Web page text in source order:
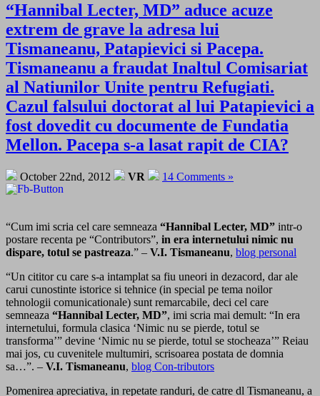
“Hannibal Lecter, MD” aduce acuze
extrem de grave la adresa lui
Tismaneanu, Patapievici si Pacepa.
Tismaneanu a fraudat Inaltul Comisariat
al Natiunilor Unite pentru Refugiati.
Cazul falsului doctorat al lui Patapievici a
fost dovedit cu documente de Fundatia
Mellon. Pacepa s-a lasat rapit de CIA?
October 22nd, 2012 VR 14 Comments »
“Cum imi scria cel care semneaza “Hannibal Lecter, MD” intr-o
postare recenta pe “Contributors”, in era internetului nimic nu
dispare, totul se pastreaza.” – V.I. Tismaneanu, blog personal
“Un cititor cu care s-a intamplat sa fiu uneori in dezacord, dar ale
carui cunostinte istorice si tehnice (in special pe tema noilor
tehnologii comunicationale) sunt remarcabile, deci cel care
semneaza “Hannibal Lecter, MD”, imi scria mai demult: “In era
internetului, formula clasica ‘Nimic nu se pierde, totul se
transforma’” devine ‘Nimic nu se pierde, totul se stocheaza’” Reiau
mai jos, cu cuvenitele multumiri, scrisoarea postata de domnia
sa…”. – V.I. Tismaneanu, blog Con-tributors
Pomenirea apreciativa, in repetate randuri, de catre dl Tismaneanu, a